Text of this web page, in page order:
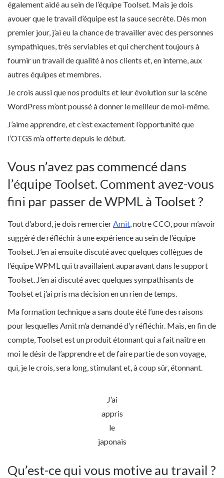
également aidé au sein de l’équipe Toolset. Mais je dois
avouer que le travail d’équipe est la sauce secrète. Dès mon
premier jour, j’ai eu la chance de travailler avec des personnes
sympathiques, très serviables et qui cherchent toujours à
fournir un travail de qualité à nos clients et, en interne, aux
autres équipes et membres.
Je crois aussi que nos produits et leur évolution sur la scène
WordPress m’ont poussé à donner le meilleur de moi-même.
J’aime apprendre, et c’est exactement l’opportunité que
l’OTGS m’a offerte depuis le début.
Vous n’avez pas commencé dans
l’équipe Toolset. Comment avez-vous
fini par passer de WPML à Toolset ?
Tout d’abord, je dois remercierAmit, notre CCO, pour m’avoir
suggéré de réfléchir à une expérience au sein de l’équipe
Toolset. J’en ai ensuite discuté avec quelques collègues de
l’équipe WPML qui travaillaient auparavant dans le support
Toolset. J’en ai discuté avec quelques sympathisants de
Toolset et j’ai pris ma décision en un rien de temps.
Ma formation technique a sans doute été l’une des raisons
pour lesquelles Amit m’a demandé d’y réfléchir. Mais, en fin de
compte, Toolset est un produit étonnant qui a fait naître en
moi le désir de l’apprendre et de faire partie de son voyage,
qui, je le crois, sera long, stimulant et, à coup sûr, étonnant.
J’ai
appris
le
japonais
Qu’est-ce qui vous motive au travail ?